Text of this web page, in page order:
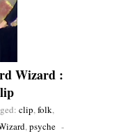
Wizard :
clip,folk,
,psyche -